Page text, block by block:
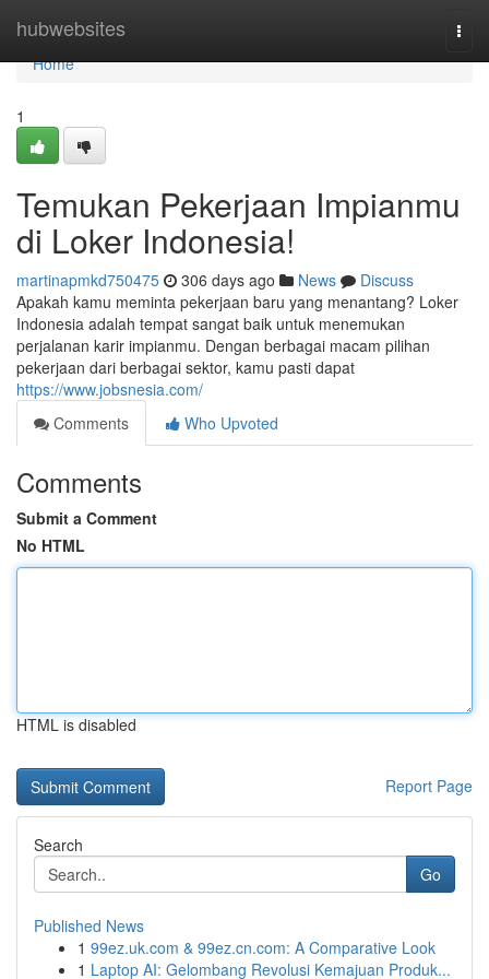
hubwebsites
Home
Home
1
Temukan Pekerjaan Impianmu
di Loker Indonesia!
martinapmkd750475 306 days ago News
Discuss
Apakah kamu meminta pekerjaan baru yang menantang? Loker
Indonesia adalah tempat sangat baik untuk menemukan
perjalanan karir impianmu. Dengan berbagai macam pilihan
pekerjaan dari berbagai sektor, kamu pasti dapat
https://www.jobsnesia.com/
Comments
Who Upvoted
Comments
Submit a Comment
No HTML
HTML is disabled
Report Page
Search
Go
Published News
1 99ez.uk.com & 99ez.cn.com: A Comparative Look
1 Laptop AI: Gelombang Revolusi Kemajuan Produk...